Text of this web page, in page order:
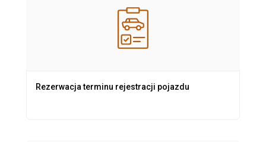
Rezerwacja terminu rejestracji pojazdu